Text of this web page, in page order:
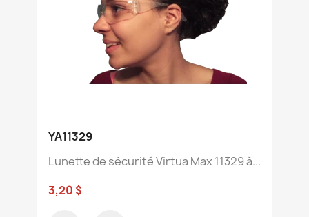
YA11329
Lunette de sécurité Virtua Max 11329 à...
3,20 $